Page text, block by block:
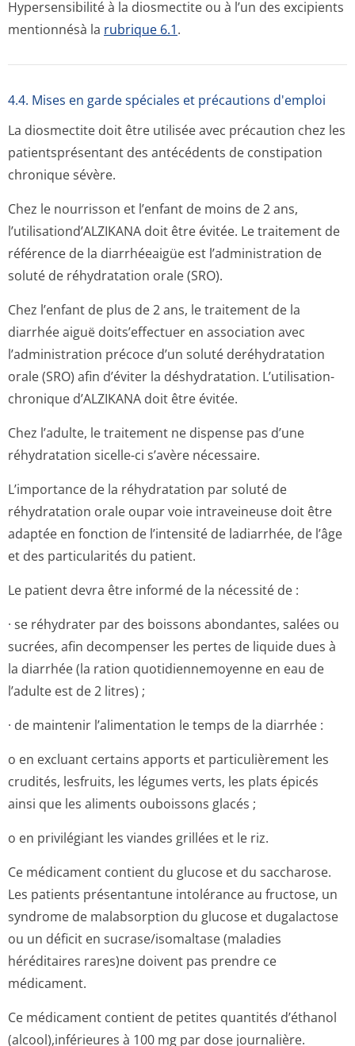
Hypersensibilité à la diosmectite ou à l’un des excipients
mentionnésà la rubrique 6.1.
4.4. Mises en garde spéciales et précautions d'emploi
La diosmectite doit être utilisée avec précaution chez les
patientsprésentant des antécédents de constipation
chronique sévère.
Chez le nourrisson et l’enfant de moins de 2 ans,
l’utilisation­d’ALZIKANA doit être évitée. Le traitement de
référence de la diarrhéeaigüe est l’administration de
soluté de réhydratation orale (SRO).
Chez l’enfant de plus de 2 ans, le traitement de la
diarrhée aiguë doits’effectuer en association avec
l’administration précoce d’un soluté deréhydratation
orale (SRO) afin d’éviter la déshydratation. L’utilisation­
chronique d’ALZIKANA doit être évitée.
Chez l’adulte, le traitement ne dispense pas d’une
réhydratation sicelle-ci s’avère nécessaire.
L’importance de la réhydratation par soluté de
réhydratation orale oupar voie intraveineuse doit être
adaptée en fonction de l’intensité de ladiarrhée, de l’âge
et des particularités du patient.
Le patient devra être informé de la nécessité de :
· se réhydrater par des boissons abondantes, salées ou
sucrées, afin decompenser les pertes de liquide dues à
la diarrhée (la ration quotidiennemoyenne en eau de
l’adulte est de 2 litres) ;
· de maintenir l’alimentation le temps de la diarrhée :
o en excluant certains apports et particulièrement les
crudités, lesfruits, les légumes verts, les plats épicés
ainsi que les aliments ouboissons glacés ;
o en privilégiant les viandes grillées et le riz.
Ce médicament contient du glucose et du saccharose.
Les patients présentantune intolérance au fructose, un
syndrome de malabsorption du glucose et dugalactose
ou un déficit en sucrase/isomaltase (maladies
héréditaires rares)ne doivent pas prendre ce
médicament.
Ce médicament contient de petites quantités d’éthanol
(alcool),infé­rieures à 100 mg par dose journalière.